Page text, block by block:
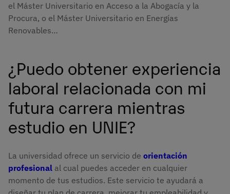
el Máster Universitario en Acceso a la Abogacía y la
Procura, o el Máster Universitario en Energías
Renovables…
¿Puedo obtener experiencia
laboral relacionada con mi
futura carrera mientras
estudio en UNIE?
La universidad ofrece un servicio de orientación
profesional al cual puedes acceder en cualquier
momento de tus estudios. Este servicio te ayudará a